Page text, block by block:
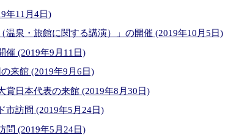
年11月4日)
温泉・旅館に関する講演）」の開催 (2019年10月5日)
催 (2019年9月11日)
来館 (2019年9月6日)
賞日本代表の来館 (2019年8月30日)
市訪問 (2019年5月24日)
問 (2019年5月24日)